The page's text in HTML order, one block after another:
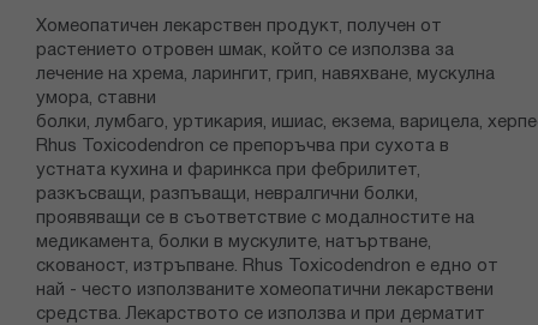
Хомеопатичен лекарствен продукт, получен от
растението отровен шмак, който се използва за
лечение на хрема, ларингит, грип, навяхване, мускулна
умора, ставни
болки, лумбаго, уртикария, ишиас, екзема, варицела,
Rhus Toxicodendron се препоръчва при сухота в
устната кухина и фаринкса при фебрилитет,
разкъсващи, разпъващи, невралгични болки,
проявяващи се в съответствие с модалностите на
медикамента, болки в мускулите, натъртване,
скованост, изтръпване. Rhus Toxicodendron e едно от
най - често използваните хомеопатични лекарствени
средства. Лекарството се използва и при дерматит